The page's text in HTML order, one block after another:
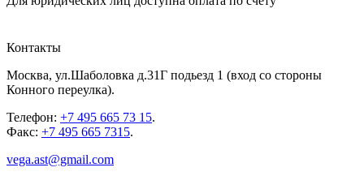
Контакты
Москва, ул.Шаболовка д.31Г подьезд 1 (вход со стороны
Конного переулка).
Телефон: +7 495 665 73 15.
Факс: +7 495 665 7315.
vega.ast@gmail.com